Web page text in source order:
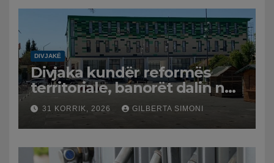
DIVJAKË
Divjaka kundër reformës
territoriale, banorët dalin në
protestë.
31 KORRIK, 2026 GILBERTA SIMONI